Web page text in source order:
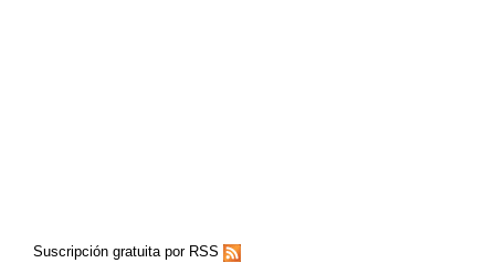
Suscripción gratuita por RSS